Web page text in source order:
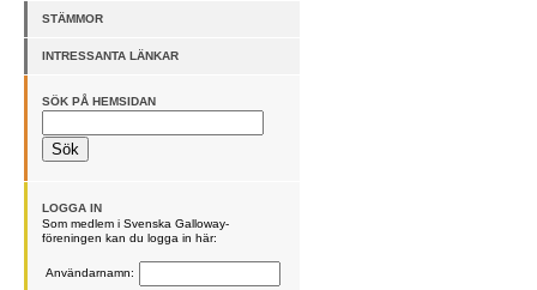
STÄMMOR
INTRESSANTA LÄNKAR
SÖK PÅ HEMSIDAN
LOGGA IN
Som medlem i Svenska Galloway-
föreningen kan du logga in här:
Användarnamn: